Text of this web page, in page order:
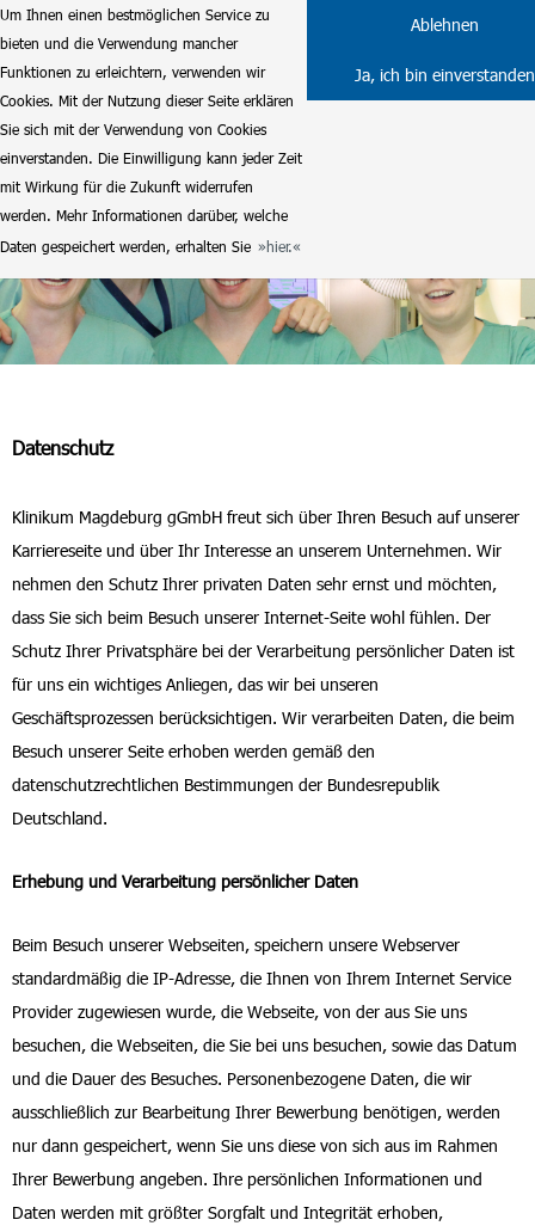
Um Ihnen einen bestmöglichen Service zu
bieten und die Verwendung mancher
Funktionen zu erleichtern, verwenden wir
Cookies. Mit der Nutzung dieser Seite erklären
Sie sich mit der Verwendung von Cookies
einverstanden. Die Einwilligung kann jeder Zeit
mit Wirkung für die Zukunft widerrufen
werden. Mehr Informationen darüber, welche
Daten gespeichert werden, erhalten Sie
hier.
Ablehnen
Ja, ich bin einverstanden
Datenschutz
Klinikum Magdeburg gGmbH freut sich über Ihren Besuch auf unserer
Karriereseite und über Ihr Interesse an unserem Unternehmen. Wir
nehmen den Schutz Ihrer privaten Daten sehr ernst und möchten,
dass Sie sich beim Besuch unserer Internet-Seite wohl fühlen. Der
Schutz Ihrer Privatsphäre bei der Verarbeitung persönlicher Daten ist
für uns ein wichtiges Anliegen, das wir bei unseren
Geschäftsprozessen berücksichtigen. Wir verarbeiten Daten, die beim
Besuch unserer Seite erhoben werden gemäß den
datenschutzrechtlichen Bestimmungen der Bundesrepublik
Deutschland.
Erhebung und Verarbeitung persönlicher Daten
Beim Besuch unserer Webseiten, speichern unsere Webserver
standardmäßig die IP-Adresse, die Ihnen von Ihrem Internet Service
Provider zugewiesen wurde, die Webseite, von der aus Sie uns
besuchen, die Webseiten, die Sie bei uns besuchen, sowie das Datum
und die Dauer des Besuches. Personenbezogene Daten, die wir
ausschließlich zur Bearbeitung Ihrer Bewerbung benötigen, werden
nur dann gespeichert, wenn Sie uns diese von sich aus im Rahmen
Ihrer Bewerbung angeben. Ihre persönlichen Informationen und
Daten werden mit größter Sorgfalt und Integrität erhoben,